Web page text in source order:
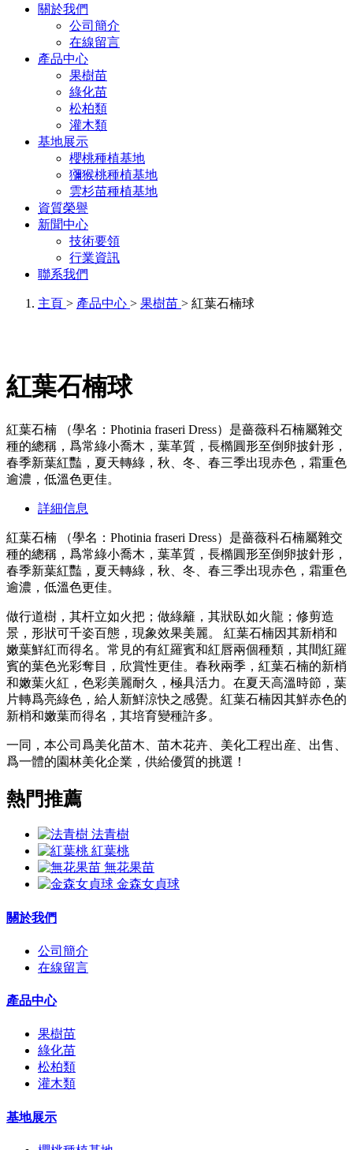
關於我們
公司簡介
在線留言
產品中心
果樹苗
綠化苗
松柏類
灌木類
基地展示
櫻桃種植基地
獼猴桃種植基地
雲杉苗種植基地
資質榮譽
新聞中心
技術要領
行業資訊
聯系我們
主頁 > 產品中心 > 果樹苗 > 紅葉石楠球
紅葉石楠球
紅葉石楠 （學名：Photinia fraseri Dress）是薔薇科石楠屬雜交
種的總稱，爲常綠小喬木，葉革質，長橢圓形至倒卵披針形，
春季新葉紅豔，夏天轉綠，秋、冬、春三季出現赤色，霜重色
逾濃，低溫色更佳。
詳細信息
紅葉石楠 （學名：Photinia fraseri Dress）是薔薇科石楠屬雜交
種的總稱，爲常綠小喬木，葉革質，長橢圓形至倒卵披針形，
春季新葉紅豔，夏天轉綠，秋、冬、春三季出現赤色，霜重色
逾濃，低溫色更佳。
做行道樹，其杆立如火把；做綠籬，其狀臥如火龍；修剪造
景，形狀可千姿百態，現象效果美麗。 紅葉石楠因其新梢和
嫩葉鮮紅而得名。常見的有紅羅賓和紅唇兩個種類，其間紅羅
賓的葉色光彩奪目，欣賞性更佳。春秋兩季，紅葉石楠的新梢
和嫩葉火紅，色彩美麗耐久，極具活力。在夏天高溫時節，葉
片轉爲亮綠色，給人新鮮涼快之感覺。紅葉石楠因其鮮赤色的
新梢和嫩葉而得名，其培育變種許多。
一同，本公司爲美化苗木、苗木花卉、美化工程出産、出售、
爲一體的園林美化企業，供給優質的挑選！
熱門推薦
法青樹
紅葉桃
無花果苗
金森女貞球
關於我們
公司簡介
在線留言
產品中心
果樹苗
綠化苗
松柏類
灌木類
基地展示